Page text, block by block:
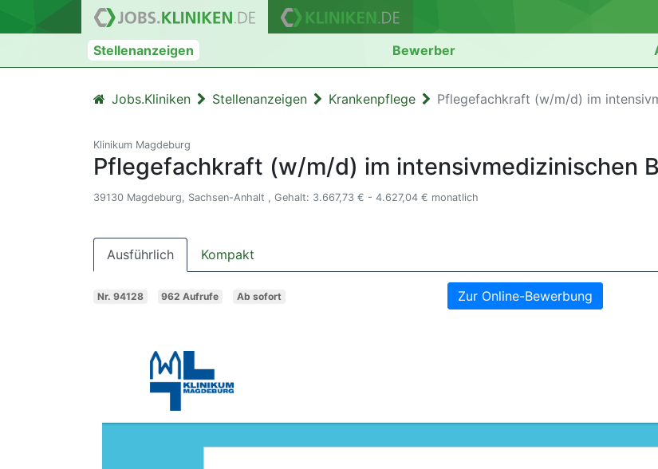
Stellenanzeigen Bewerber
Jobs.Kliniken Stellenanzeigen Krankenpflege Pflegefachkraft (w/m/d) im
Klinikum Magdeburg
Pflegefachkraft (w/m/d) im intensivmedizinischen
39130 Magdeburg, Sachsen-Anhalt , Gehalt: 3.667,73 € - 4.627,04 € monatlich
Ausführlich Kompakt
Nr. 94128 962 Aufrufe Ab sofort Zur Online-Bewerbung